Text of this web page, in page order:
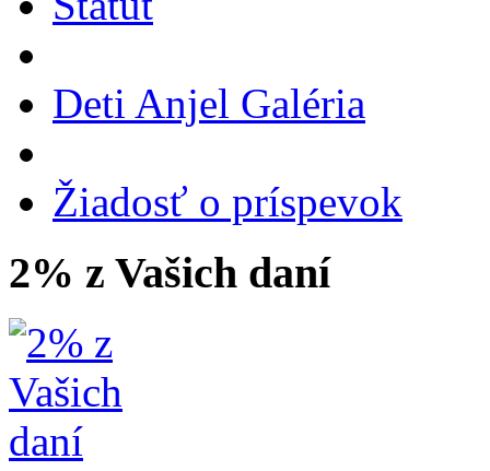
Deti Anjel Galéria
Žiadosť o príspevok
2% z Vašich daní